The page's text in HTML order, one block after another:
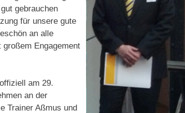
gebrauchen
für unsere gute
an alle
Engagement
am 29.
an der
Trainer Aßmus und